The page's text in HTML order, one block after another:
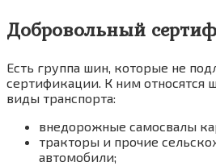
Добровольный
Есть группа шин, которые не
сертификации. К ним
виды транспорта:
внедорожные самосвалы
тракторы и прочие
автомобили;